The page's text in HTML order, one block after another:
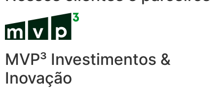
MVP³ Investimentos &
Inovação